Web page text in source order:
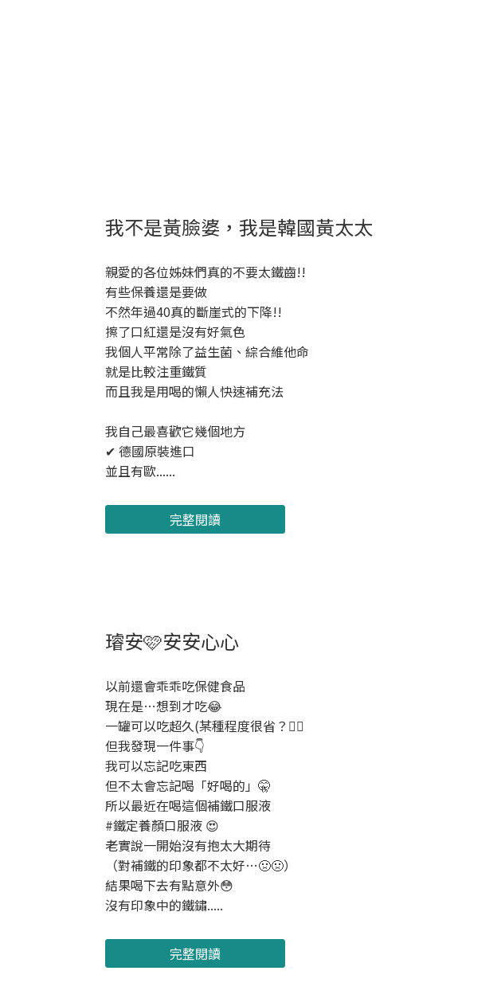
我不是黃臉婆，我是韓國黃太太
親愛的各位姊妹們真的不要太鐵齒!!
有些保養還是要做
不然年過40真的斷崖式的下降!!
擦了口紅還是沒有好氣色
我個人平常除了益生菌、綜合維他命
就是比較注重鐵質
而且我是用喝的懶人快速補充法
我自己最喜歡它幾個地方
✔ 德國原裝進口
並且有歐......
完整閱讀
璿安🩷安安心心
以前還會乖乖吃保健食品
現在是…想到才吃😂
一罐可以吃超久(某種程度很省？🤦‍♀️
但我發現一件事👇
我可以忘記吃東西
但不太會忘記喝「好喝的」🤫
所以最近在喝這個補鐵口服液
#鐵定養顏口服液 😍
老實說一開始沒有抱太大期待
（對補鐵的印象都不太好…🤢🤢）
結果喝下去有點意外😳
沒有印象中的鐵鏽.....
完整閱讀